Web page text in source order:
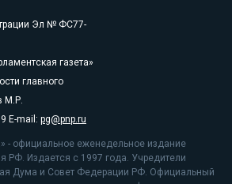
Эл № ФС77-
газета»
главного
М.Р.
E-mail: pg@pnp.ru
- официальное еженедельное издание
РФ. Издается с 1997 года. Учредители
Дума и Совет Федерации РФ. Официальный